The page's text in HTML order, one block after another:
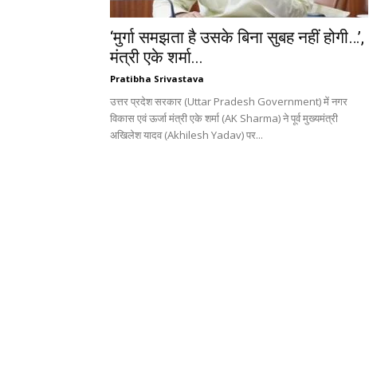
‘मुर्गा समझता है उसके बिना सुबह नहीं होगी…’,
मंत्री एके शर्मा...
Pratibha Srivastava
उत्तर प्रदेश सरकार (Uttar Pradesh Government) में नगर
विकास एवं ऊर्जा मंत्री एके शर्मा (AK Sharma) ने पूर्व मुख्यमंत्री
अखिलेश यादव (Akhilesh Yadav) पर...